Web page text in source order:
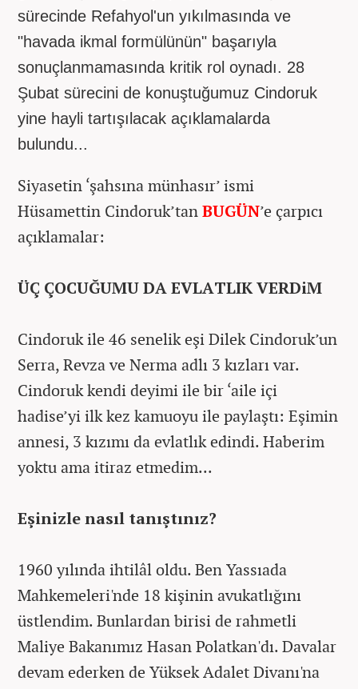
sürecinde Refahyol'un yıkılmasında ve
"havada ikmal formülünün" başarıyla
sonuçlanmamasında kritik rol oynadı. 28
Şubat sürecini de konuştuğumuz Cindoruk
yine hayli tartışılacak açıklamalarda
bulundu...
Siyasetin ‘şahsına münhasır’ ismi
Hüsamettin Cindoruk’tanBUGÜN’e çarpıcı
açıklamalar:
ÜÇ ÇOCUĞUMU DA EVLATLIK VERDiM
Cindoruk ile 46 senelik eşi Dilek Cindoruk’un
Serra, Revza ve Nerma adlı 3 kızları var.
Cindoruk kendi deyimi ile bir ‘aile içi
hadise’yi ilk kez kamuoyu ile paylaştı: Eşimin
annesi, 3 kızımı da evlatlık edindi. Haberim
yoktu ama itiraz etmedim...
Eşinizle nasıl tanıştınız?
1960 yılında ihtilâl oldu. Ben Yassıada
Mahkemeleri'nde 18 kişinin avukatlığını
üstlendim. Bunlardan birisi de rahmetli
Maliye Bakanımız Hasan Polatkan'dı. Davalar
devam ederken de Yüksek Adalet Divanı'na